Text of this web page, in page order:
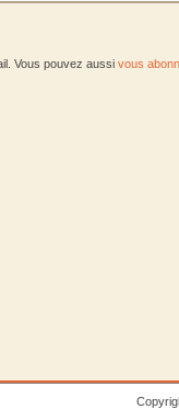
Vous pouvez aussi vous